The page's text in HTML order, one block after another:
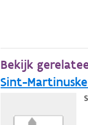
Bekijk
Sint-